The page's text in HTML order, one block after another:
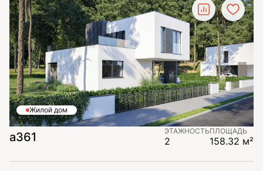
Жилой дом
а361 ЭТАЖНОСТЬ
2
ПЛОЩАДЬ
158.32 м²